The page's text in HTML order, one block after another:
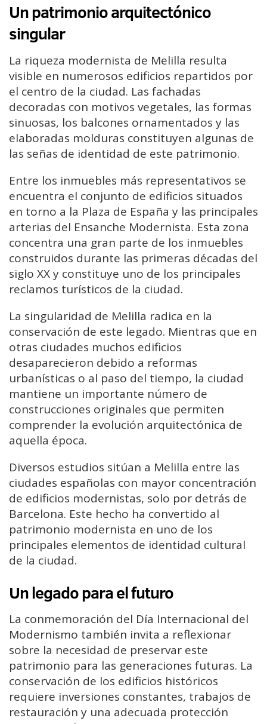
Un patrimonio arquitectónico
singular
La riqueza modernista de Melilla resulta
visible en numerosos edificios repartidos por
el centro de la ciudad. Las fachadas
decoradas con motivos vegetales, las formas
sinuosas, los balcones ornamentados y las
elaboradas molduras constituyen algunas de
las señas de identidad de este patrimonio.
Entre los inmuebles más representativos se
encuentra el conjunto de edificios situados
en torno a la Plaza de España y las principales
arterias del Ensanche Modernista. Esta zona
concentra una gran parte de los inmuebles
construidos durante las primeras décadas del
siglo XX y constituye uno de los principales
reclamos turísticos de la ciudad.
La singularidad de Melilla radica en la
conservación de este legado. Mientras que en
otras ciudades muchos edificios
desaparecieron debido a reformas
urbanísticas o al paso del tiempo, la ciudad
mantiene un importante número de
construcciones originales que permiten
comprender la evolución arquitectónica de
aquella época.
Diversos estudios sitúan a Melilla entre las
ciudades españolas con mayor concentración
de edificios modernistas, solo por detrás de
Barcelona. Este hecho ha convertido al
patrimonio modernista en uno de los
principales elementos de identidad cultural
de la ciudad.
Un legado para el futuro
La conmemoración del Día Internacional del
Modernismo también invita a reflexionar
sobre la necesidad de preservar este
patrimonio para las generaciones futuras. La
conservación de los edificios históricos
requiere inversiones constantes, trabajos de
restauración y una adecuada protección